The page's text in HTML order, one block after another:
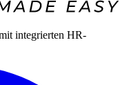
integrierten HR-